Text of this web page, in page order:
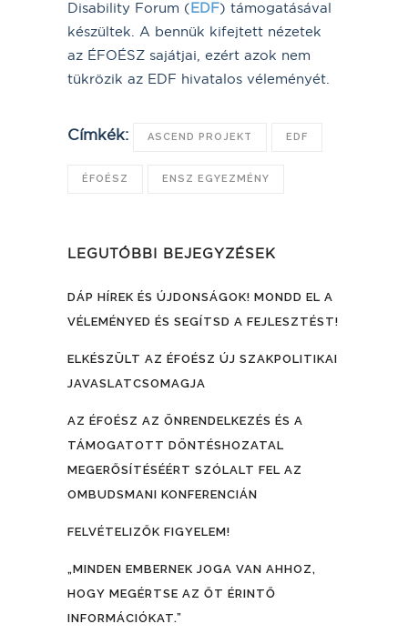
Disability Forum (EDF) támogatásával
készültek. A bennük kifejtett nézetek
az ÉFOÉSZ sajátjai, ezért azok nem
tükrözik az EDF hivatalos véleményét.
Címkék: ASCEND PROJEKT EDF
ÉFOÉSZ ENSZ EGYEZMÉNY
LEGUTÓBBI BEJEGYZÉSEK
DÁP HÍREK ÉS ÚJDONSÁGOK! MONDD EL A
VÉLEMÉNYED ÉS SEGÍTSD A FEJLESZTÉST!
ELKÉSZÜLT AZ ÉFOÉSZ ÚJ SZAKPOLITIKAI
JAVASLATCSOMAGJA
AZ ÉFOÉSZ AZ ÖNRENDELKEZÉS ÉS A
TÁMOGATOTT DÖNTÉSHOZATAL
MEGERŐSÍTÉSÉÉRT SZÓLALT FEL AZ
OMBUDSMANI KONFERENCIÁN
FELVÉTELIZŐK FIGYELEM!
„MINDEN EMBERNEK JOGA VAN AHHOZ,
HOGY MEGÉRTSE AZ ŐT ÉRINTŐ
INFORMÁCIÓKAT.”